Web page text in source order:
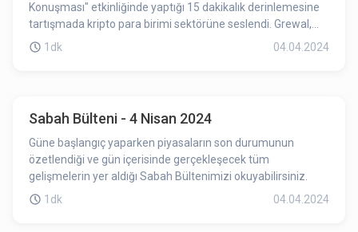
Konuşması" etkinliğinde yaptığı 15 dakikalık derinlemesine
tartışmada kripto para birimi sektörüne seslendi. Grewal,
kripto para sektöründeki önemli ihlalleri kınadı ve yıllar
marjinalleştirilmiş topluluklar hakkındaki endişelerini de dile
getirdi.
1dk 04.04.2024
Sabah Bülteni - 4 Nisan 2024
Güne başlangıç yaparken piyasaların son durumunun
özetlendiği ve gün içerisinde gerçekleşecek tüm
gelişmelerin yer aldığı Sabah Bültenimizi okuyabilirsiniz.
1dk
04.04.2024